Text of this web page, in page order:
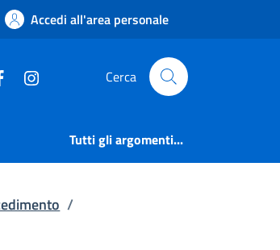
Accedi all'area personale
Cerca
Tutti gli argomenti...
/